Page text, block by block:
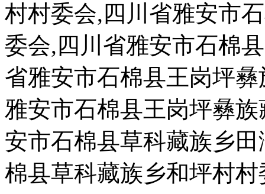
村村委会,四川省雅安市
委会,四川省雅安市石棉
省雅安市石棉县王岗坪
雅安市石棉县王岗坪彝
安市石棉县草科藏族乡
棉县草科藏族乡和坪村